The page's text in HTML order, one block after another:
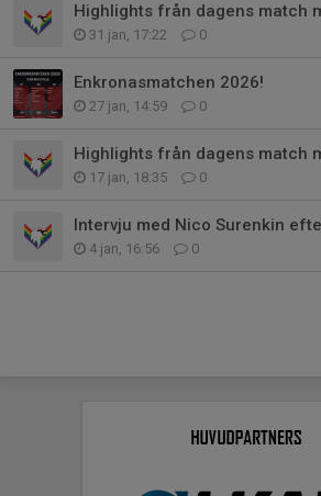
31 jan, 17:22 0
Enkronasmatchen 2026!
27 jan, 14:59 0
Highlights från dagens match
17 jan, 18:35 0
4 jan, 16:56 0